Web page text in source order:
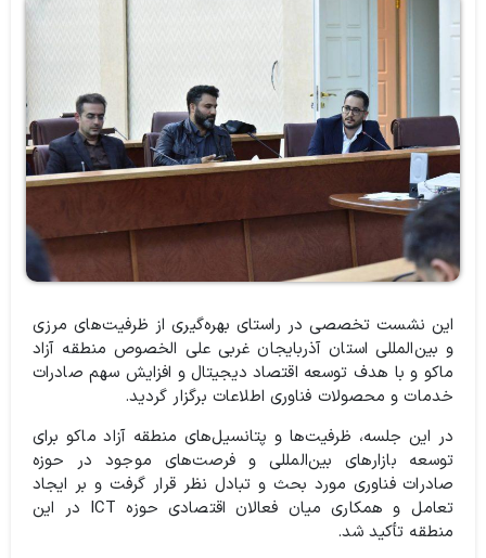
این نشست تخصصی در راستای بهره‌گیری از ظرفیت‌های مرزی
و بین‌المللی استان آذربایجان غربی علی الخصوص منطقه آزاد
ماکو و با هدف توسعه اقتصاد دیجیتال و افزایش سهم صادرات
خدمات و محصولات فناوری اطلاعات برگزار گردید.
در این جلسه، ظرفیت‌ها و پتانسیل‌های منطقه آزاد ماکو برای
توسعه بازارهای بین‌المللی و فرصت‌های موجود در حوزه
صادرات فناوری مورد بحث و تبادل نظر قرار گرفت و بر ایجاد
تعامل و همکاری میان فعالان اقتصادی حوزه ICT در این
منطقه تأکید شد.